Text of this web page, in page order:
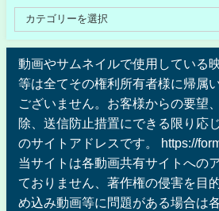
動画やサムネイルで使用している
等は全てその権利所有者様に帰属
ございません。お客様からの要望
除、送信防止措置にできる限り応
のサイトアドレスです。 https://
当サイトは各動画共有サイトへの
ておりません、著作権の侵害を目
め込み動画等に問題がある場合は